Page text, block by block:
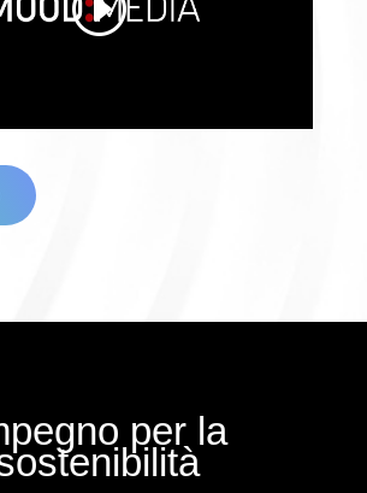
per la